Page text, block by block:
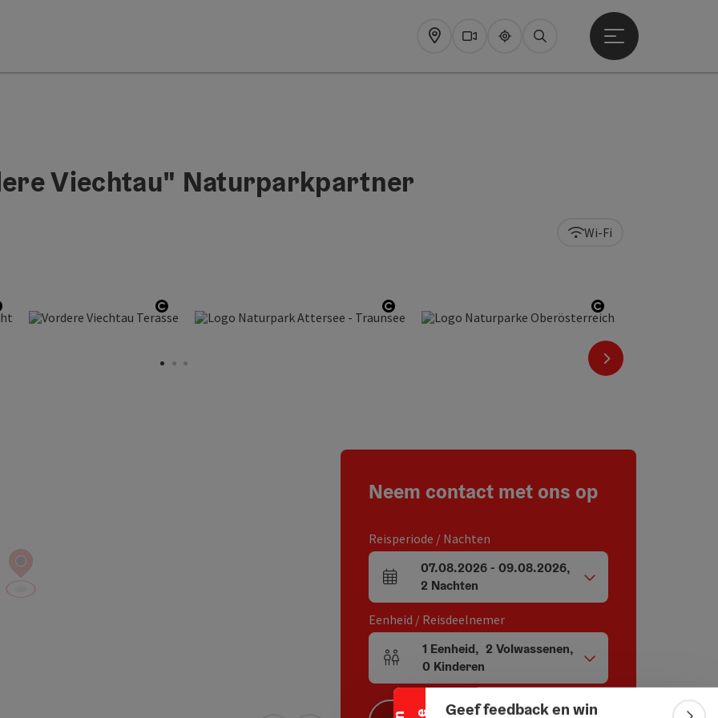
Geef feedback en win
Map WebcamsUpperguide
Zoeken
Startmenu openen
Viechtau" Naturparkpartner
Copyright Start Copyright Start Copyright Start Copyright
nächstes Element
Wi-Fi
Neem contact met ons op
Reisperiode / Nachten
Velden voor aankomst en vertrek
07.08.2026- 09.08.2026,
2 Nachten
Eenheid / Reisdeelnemer
Aantal eenheden en persoonsvelden
1 Eenheid, 2 Volwassenen,
0 Kinderen